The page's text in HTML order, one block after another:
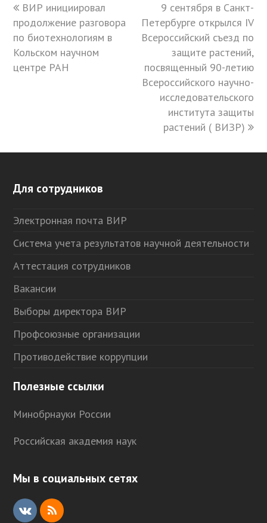
previous
post:
ВИР инициировал
продолжение разговора
по биотехнологиям в
Кольском научном
центре РАН
next
post:
9 сентября в Санкт-
Петербурге открылся IV
Всероссийский съезд по
защите растений,
посвященный 90-летию
Всероссийского научно-
исследовательского
института защиты
растений ( ВИЗР)
Для сотрудников
Электронная почта ВИР
Система учета результатов научной деятельности
Аттестация сотрудников
Вакансии
Выборы директора ВИР
Профсоюзные организации
Противодействие коррупции
Полезные ссылки
Минобрнауки России
Российская академия наук
Мы в социальных сетях
V R